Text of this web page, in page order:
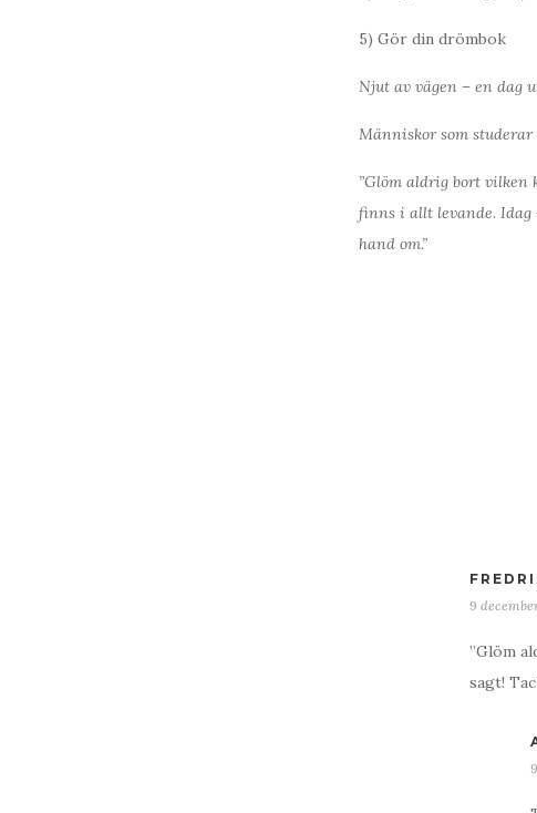
5) Gör din drömbok
Njut av vägen – en dag
Människor som
”Glöm aldrig bort vilken
finns i allt levande. Idag
hand om.”
9
”Glöm
sagt!